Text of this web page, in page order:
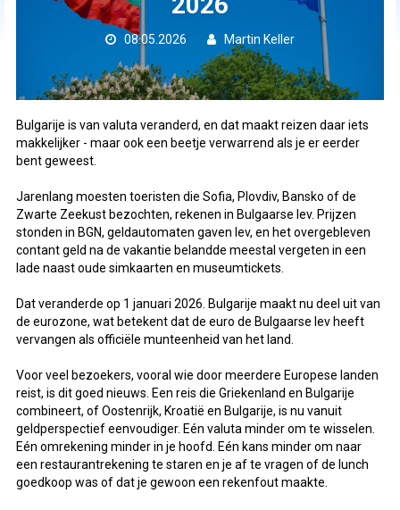
08.05.2026 Martin Keller
Bulgarije is van valuta veranderd, en dat maakt reizen daar iets
makkelijker - maar ook een beetje verwarrend als je er eerder
bent geweest.
Jarenlang moesten toeristen die Sofia, Plovdiv, Bansko of de
Zwarte Zeekust bezochten, rekenen in Bulgaarse lev. Prijzen
stonden in BGN, geldautomaten gaven lev, en het overgebleven
contant geld na de vakantie belandde meestal vergeten in een
lade naast oude simkaarten en museumtickets.
Dat veranderde op 1 januari 2026. Bulgarije maakt nu deel uit van
de eurozone, wat betekent dat de euro de Bulgaarse lev heeft
vervangen als officiële munteenheid van het land.
Voor veel bezoekers, vooral wie door meerdere Europese landen
reist, is dit goed nieuws. Een reis die Griekenland en Bulgarije
combineert, of Oostenrijk, Kroatië en Bulgarije, is nu vanuit
geldperspectief eenvoudiger. Eén valuta minder om te wisselen.
Eén omrekening minder in je hoofd. Eén kans minder om naar
een restaurantrekening te staren en je af te vragen of de lunch
goedkoop was of dat je gewoon een rekenfout maakte.